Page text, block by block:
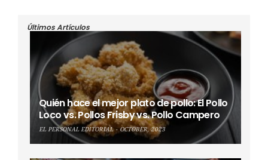
Últimos Artículos
Quién hace el mejor plato de pollo: El Pollo
Loco vs. Pollos Frisby vs. Pollo Campero
EL PERSONAL EDITORIAL OCTOBER, 2023